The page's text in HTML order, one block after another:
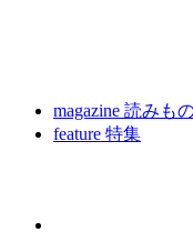
magazine 読みも
feature 特集